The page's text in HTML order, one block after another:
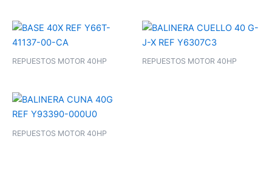
REPUESTOS MOTOR 40HP REPUESTOS MOTOR 40HP
REPUESTOS MOTOR 40HP